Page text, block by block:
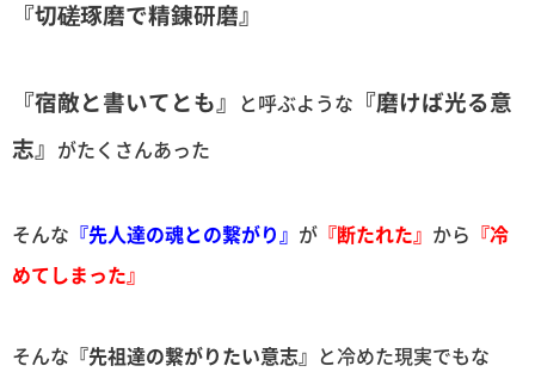
『切磋琢磨で精錬研磨』
『宿敵と書いてとも』 と呼ぶような 『磨けば光る意
志』 がたくさんあった
そんな 『先人達の魂との繋がり』 が 『断たれた』 から 『冷
めてしまった』
そんな 『先祖達の繋がりたい意志』 と冷めた現実でもな